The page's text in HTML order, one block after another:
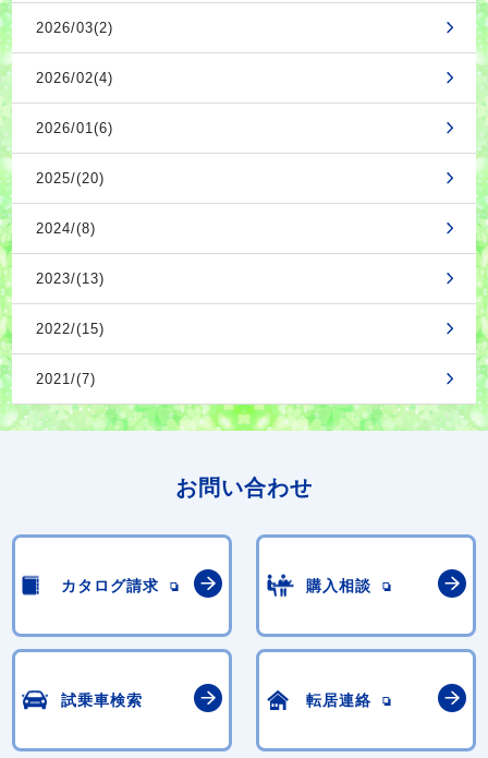
2026/03(2)
2026/02(4)
2026/01(6)
2025/(20)
2024/(8)
2023/(13)
2022/(15)
2021/(7)
お問い合わせ
カタログ請求 購入相談
試乗車検索 転居連絡